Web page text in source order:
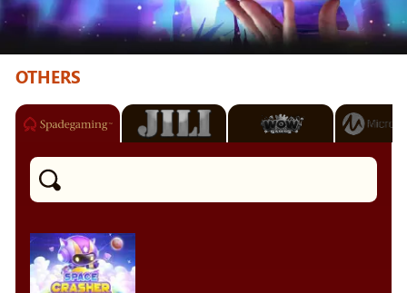
OTHERS